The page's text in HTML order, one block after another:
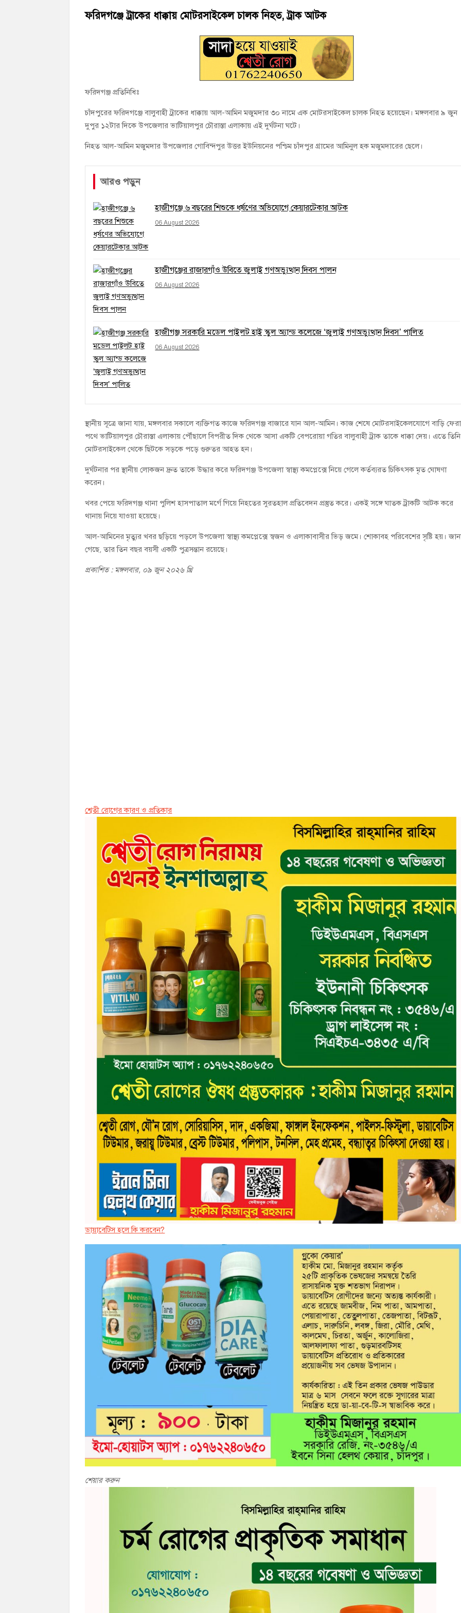
হাজীগঞ্জের যুবধারা সমবায় ক্ষুদ্রঋণ পুনরায় চালু করে মানুষের আমানতের টাকা পরিশোধ করা হবে
ফরিদগঞ্জে ট্রাকের ধাক্কায় মোটরসাইকেল চালক নিহত, ট্রাক আটক
ফরিদগঞ্জ প্রতিনিধিঃ
চাঁদপুরের ফরিদগঞ্জে বালুবাহী ট্রাকের ধাক্কায় আল-আমিন মজুমদার ৩০ নামে এক মোটরসাইকেল চালক নিহত হয়েছেন। মঙ্গলবার ৯ জুন
দুপুর ১২টার দিকে উপজেলার ভাটিয়ালপুর চৌরাস্তা এলাকায় এই দুর্ঘটনা ঘটে।
নিহত আল-আমিন মজুমদার উপজেলার গোবিন্দপুর উত্তর ইউনিয়নের পশ্চিম চাঁদপুর গ্রামের আমিনুল হক মজুমদারের ছেলে।
আরও পড়ুন
হাজীগঞ্জে ৬ বছরের শিশুকে ধর্ষণের অভিযোগে কেয়ারটেকার আটক
06 August 2026
হাজীগঞ্জের রাজারগাঁও উবিতে জুলাই গণঅভ্যুত্থান দিবস পালন
06 August 2026
হাজীগঞ্জ সরকারি মডেল পাইলট হাই স্কুল অ্যান্ড কলেজে ‘জুলাই গণঅভ্যুত্থান দিবস’ পালিত
06 August 2026
স্থানীয় সূত্রে জানা যায়, মঙ্গলবার সকালে ব্যক্তিগত কাজে ফরিদগঞ্জ বাজারে যান আল-আমিন। কাজ শেষে মোটরসাইকেলযোগে বাড়ি
পথে ভাটিয়ালপুর চৌরাস্তা এলাকায় পৌঁছালে বিপরীত দিক থেকে আসা একটি বেপরোয়া গতির বালুবাহী ট্রাক তাকে ধাক্কা দেয়। এতে তিনি
মোটরসাইকেল থেকে ছিটকে সড়কে পড়ে গুরুতর আহত হন।
দুর্ঘটনার পর স্থানীয় লোকজন দ্রুত তাকে উদ্ধার করে ফরিদগঞ্জ উপজেলা স্বাস্থ্য কমপ্লেক্সে নিয়ে গেলে কর্তব্যরত চিকিৎসক মৃত ঘোষণা
করেন।
খবর পেয়ে ফরিদগঞ্জ থানা পুলিশ হাসপাতাল মর্গে গিয়ে নিহতের সুরতহাল প্রতিবেদন প্রস্তুত করে। একই সঙ্গে ঘাতক ট্রাকটি আটক করে
থানায় নিয়ে যাওয়া হয়েছে।
আল-আমিনের মৃত্যুর খবর ছড়িয়ে পড়লে উপজেলা স্বাস্থ্য কমপ্লেক্সে স্বজন ও এলাকাবাসীর ভিড় জমে। শোকাবহ পরিবেশের সৃষ্টি হয়।
গেছে, তার তিন বছর বয়সী একটি পুত্রসন্তান রয়েছে।
প্রকাশিত : মঙ্গলবার, ০৯ জুন ২০২৬ খ্রি
শ্বেতী রোগের কারণ ও প্রতিকার
ডায়াবেট্সি হলে কি করবেন?
শেয়ার করুন